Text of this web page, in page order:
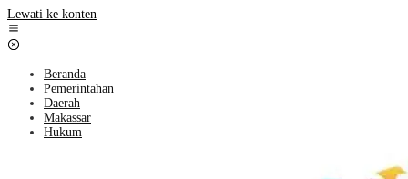
Lewati ke konten
Beranda
Pemerintahan
Daerah
Makassar
Hukum